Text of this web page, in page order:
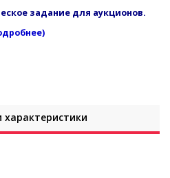
задание для аукционов.
характеристики